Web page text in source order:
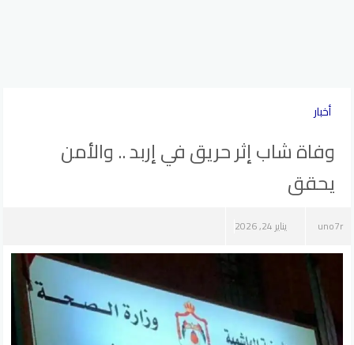
أخبار
وفاة شاب إثر حريق في إربد .. والأمن
يحقق
uno7r يناير 24, 2026